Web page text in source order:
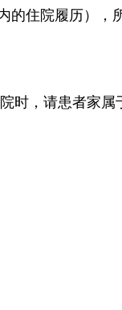
的住院履历），
时，请患者家